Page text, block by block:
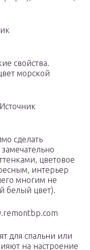
свойства.
морской
сделать
цветовое
интерьер
многим не
белый цвет).
для спальни или
на настроение